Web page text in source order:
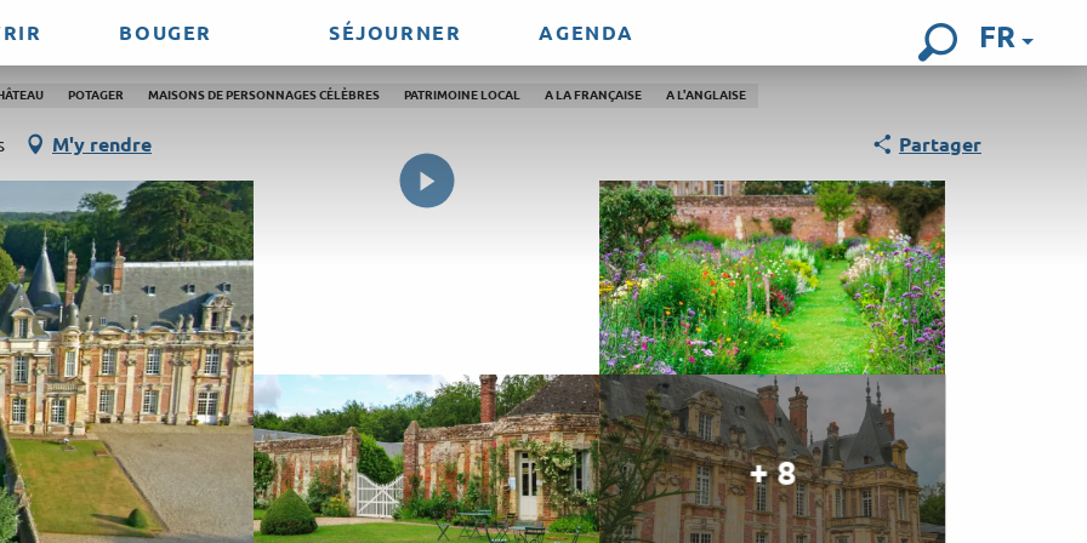
FR
BOUGER SÉJOURNER AGENDA
de Miromesnil
POTAGER MAISONS DE PERSONNAGES CÉLÈBRES PATRIMOINE LOCAL A LA FRANÇAISE A L'ANGLAISE
M'y rendre Partager
+ 8